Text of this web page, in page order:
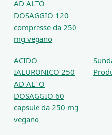
AD ALTO
DOSAGGIO 120
compresse da 250
mg vegano
ACIDO
IALURONICO 250
AD ALTO
DOSAGGIO 60
capsule da 250 mg
vegano